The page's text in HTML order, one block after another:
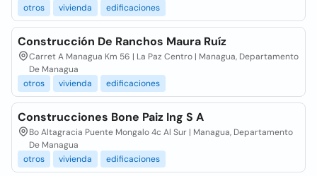
otros
vivienda edificaciones
Construcción De Ranchos Maura Ruíz
Carret A Managua Km 56 | La Paz Centro | Managua, Departamento
De Managua
otros
vivienda edificaciones
Construcciones Bone Paiz Ing S A
Bo Altagracia Puente Mongalo 4c Al Sur | Managua, Departamento
De Managua
otros
vivienda edificaciones